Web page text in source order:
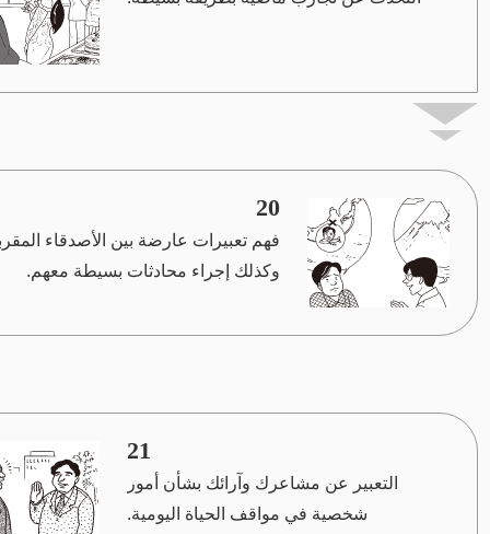
20
فهم تعبيرات عارضة بين الأصدقاء
وكذلك إجراء محادثات بسيطة معهم.
21
التعبير عن مشاعرك وآرائك بشأن أمور
شخصية في مواقف الحياة اليومية.